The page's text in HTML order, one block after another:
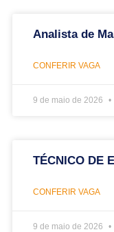
Analista de
CONFERIR VAGA
9 de maio de 2026
TÉCNICO DE
CONFERIR VAGA
9 de maio de 2026